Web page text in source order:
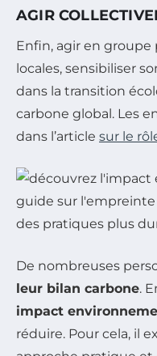
AGIR
Enfin, agir en groupe
locales, sensibiliser
dans la transition
carbone global. Les
dans l’article sur le
De nombreuses
leur bilan carbone.
impact
réduire. Pour cela, il